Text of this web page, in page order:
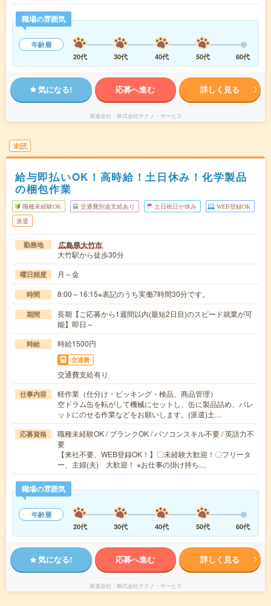
職場の雰囲気
年齢層
20代
30代 40代 50代 60代
気になる! 応募へ進む 詳しく見る
派遣会社 株式会社テクノ・サービス
未読
給与即払いOK！高時給！土日休み！化学製品
の梱包作業
職種未経験OK 交通費別途支給あり 土日祝日が休み WEB登録OK
派遣
勤務地 広島県大竹市
大竹駅から徒歩30分
曜日頻度 月～金
時間 8:00～16:15※表記のうち実働7時間30分です。
期間
長期【ご応募から1週間以内(最短2日目)のスピード就業が可
能】即日～
時給 時給1500円
交通費
交通費支給有り
仕事内容
軽作業（仕分け・ピッキング・検品、商品管理）
空ドラム缶を転がして機械にセットし、缶に製品詰め、パレ
ットにのせる作業などをお願いします。(派遣)土…
応募資格
職種未経験OK / ブランクOK / パソコンスキル不要 / 英語力不
要
【来社不要、WEB登録OK！】〇未経験大歓迎！〇フリータ
ー、主婦(夫) 大歓迎！ ※お仕事の掛け持ち…
職場の雰囲気
年齢層
20代
30代 40代 50代 60代
気になる! 応募へ進む 詳しく見る
派遣会社 株式会社テクノ・サービス